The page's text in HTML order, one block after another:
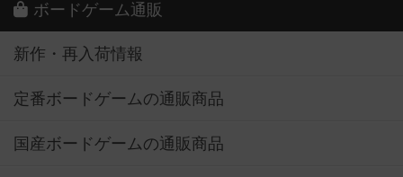
ボードゲーム通販
新作・再入荷情報
定番ボードゲームの通販商品
国産ボードゲームの通販商品